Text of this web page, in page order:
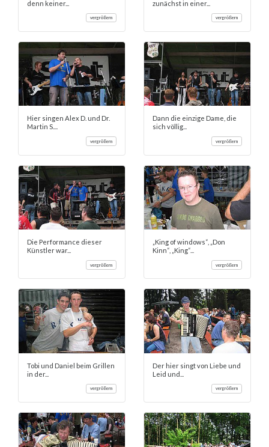
denn keiner...
vergrößern
zunächst in einer...
vergrößern
Hier singen Alex D. und Dr.
Martin S....
vergrößern
Dann die einzige Dame, die
sich völlig...
vergrößern
Die Performance dieser
Künstler war...
vergrößern
„King of windows“, „Don
Kinn“, „King“...
vergrößern
Tobi und Daniel beim Grillen
in der...
vergrößern
Der hier singt von Liebe und
Leid und...
vergrößern